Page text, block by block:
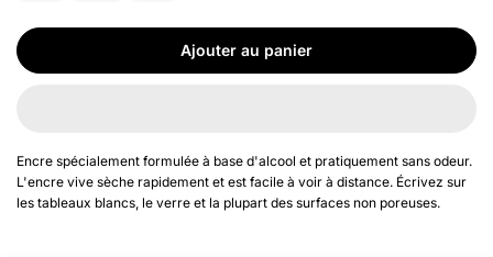
Ajouter au panier
Encre spécialement formulée à base d'alcool et pratiquement sans odeur.
L'encre vive sèche rapidement et est facile à voir à distance. Écrivez sur
les tableaux blancs, le verre et la plupart des surfaces non poreuses.